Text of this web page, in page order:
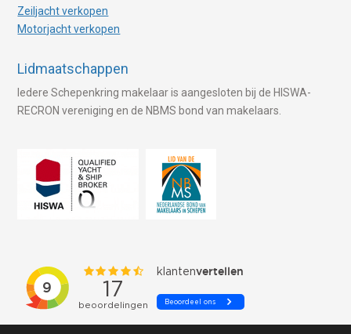
Zeiljacht verkopen
Motorjacht verkopen
Lidmaatschappen
Iedere Schepenkring makelaar is aangesloten bij de HISWA-
RECRON vereniging en de NBMS bond van makelaars.